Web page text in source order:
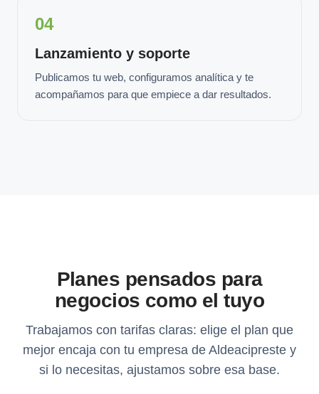
04
Lanzamiento y soporte
Publicamos tu web, configuramos analítica y te
acompañamos para que empiece a dar resultados.
Planes pensados para
negocios como el tuyo
Trabajamos con tarifas claras: elige el plan que
mejor encaja con tu empresa de Aldeacipreste y
si lo necesitas, ajustamos sobre esa base.